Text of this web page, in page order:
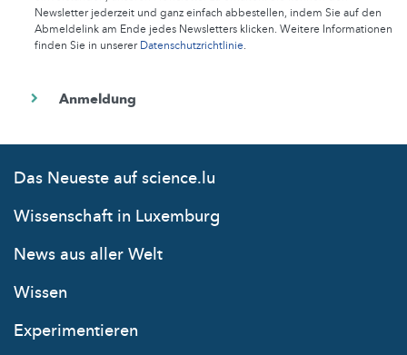
Newsletter jederzeit und ganz einfach abbestellen, indem Sie auf den
Abmeldelink am Ende jedes Newsletters klicken. Weitere Informationen
finden Sie in unsererDatenschutzrichtlinie.
Das Neueste auf science.lu
Wissenschaft in Luxemburg
News aus aller Welt
Wissen
Experimentieren